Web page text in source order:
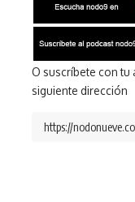
O suscríbete con
siguiente dirección